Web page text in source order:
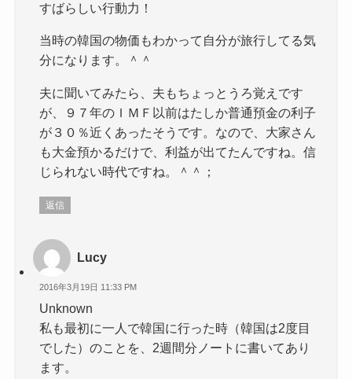
すばらしい行動力！
当時の韓国の物価もわかって自分が旅行してる気
分になります。＾＾
夫に聞いてみたら、夫もちょっとうろ覚えです
が、９７年のＩＭＦ以前はたしか普通預金の利子
が３０％近くあったそうです。なので、大家さん
も大金預かるだけで、利益が出てたんですね。信
じられない時代ですね。＾＾；
返信
Lucy
2016年3月19日 11:33 PM
Unknown
私も最初に一人で韓国に行った時（韓国は2度目
でした）のことを、2週間分ノートに書いてあり
ます。